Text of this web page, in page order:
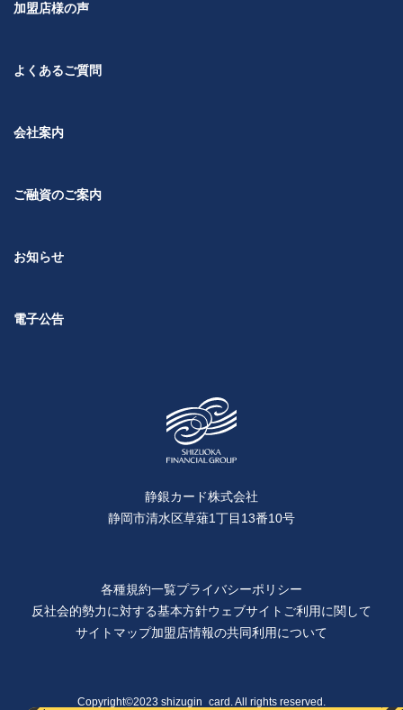
加盟店様の声
よくあるご質問
会社案内
ご融資のご案内
お知らせ
電子公告
静銀カード株式会社
静岡市清水区草薙1丁目13番10号
各種規約一覧プライバシーポリシー
反社会的勢力に対する基本方針ウェブサイトご利用に関して
サイトマップ加盟店情報の共同利用について
Copyright©2023 shizugin_card. All rights reserved.